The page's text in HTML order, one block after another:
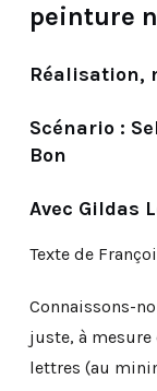
peinture
Réalisation,
Scénario :
Bon
Avec Gildas
Texte de
Connaissons-
juste, à mesure
lettres (au